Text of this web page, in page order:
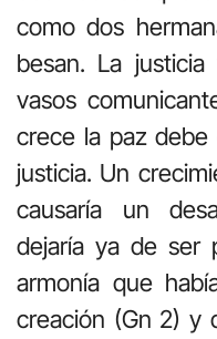
como dos
besan. La
vasos
crece la paz debe
justicia. Un
causaría un
dejaría ya de
armonía que
creación (Gn 2) y